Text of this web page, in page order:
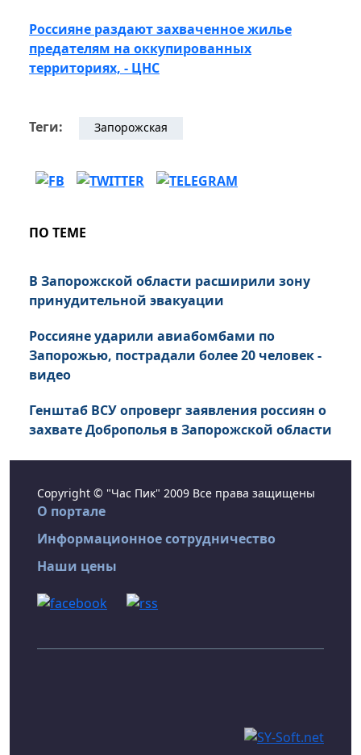
Россияне раздают захваченное жилье
предателям на оккупированных
территориях, - ЦНС
Теги: Запорожская
ПО ТЕМЕ
В Запорожской области расширили зону
принудительной эвакуации
Россияне ударили авиабомбами по
Запорожью, пострадали более 20 человек -
видео
Генштаб ВСУ опроверг заявления россиян о
захвате Доброполья в Запорожской области
Copyright © "Час Пик" 2009 Все права защищены
О портале
Информационное сотрудничество
Наши цены